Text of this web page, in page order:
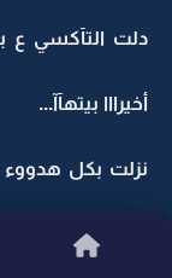
دلت التآكسي ع
أخيرااا بيتهآآ...
نزلت بكل
كآلعآآدهـ..